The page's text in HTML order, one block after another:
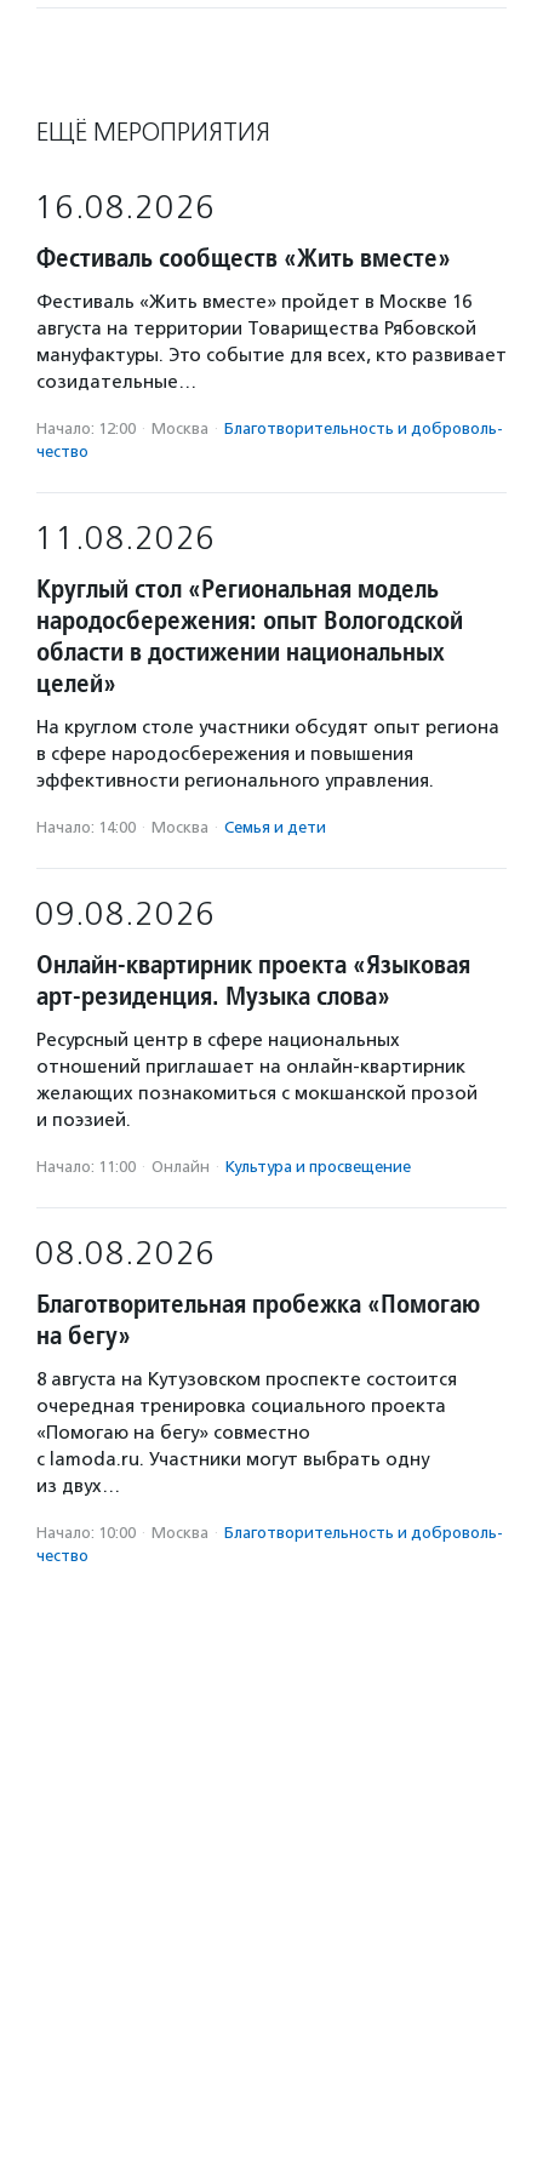
ЕЩЁ МЕРОПРИЯТИЯ
16.08.2026
Фестиваль сообществ «Жить вместе»
Фестиваль «Жить вместе» пройдет в Москве 16
августа на территории Товарищества Рябовской
мануфактуры. Это событие для всех, кто развивает
созидательные…
Начало: 12:00 · Москва · Благотвори­тель­ность и доброволь­
чест­во
11.08.2026
Круглый стол «Региональная модель
народосбережения: опыт Вологодской
области в достижении национальных
целей»
На круглом столе участники обсудят опыт региона
в сфере народосбережения и повышения
эффективности регионального управления.
Начало: 14:00 · Москва · Семья и дети
09.08.2026
Онлайн-квартирник проекта «Языковая
арт-резиденция. Музыка слова»
Ресурсный центр в сфере национальных
отношений приглашает на онлайн-квартирник
желающих познакомиться с мокшанской прозой
и поэзией.
Начало: 11:00 · Онлайн · Культура и просвещение
08.08.2026
Благотворительная пробежка «Помогаю
на бегу»
8 августа на Кутузовском проспекте состоится
очередная тренировка социального проекта
«Помогаю на бегу» совместно
с lamoda.ru. Участники могут выбрать одну
из двух…
Начало: 10:00 · Москва · Благотвори­тель­ность и доброволь­
чест­во